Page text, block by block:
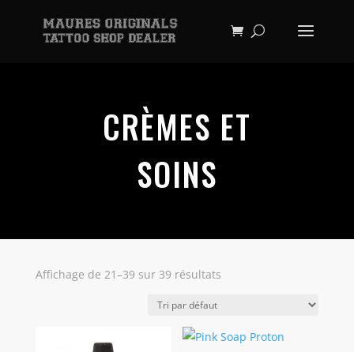
CRÈMES ET
SOINS
Affichage de 21–39 sur 39 résultats